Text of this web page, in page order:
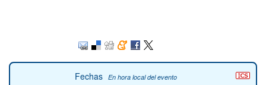
Fechas En hora local del evento